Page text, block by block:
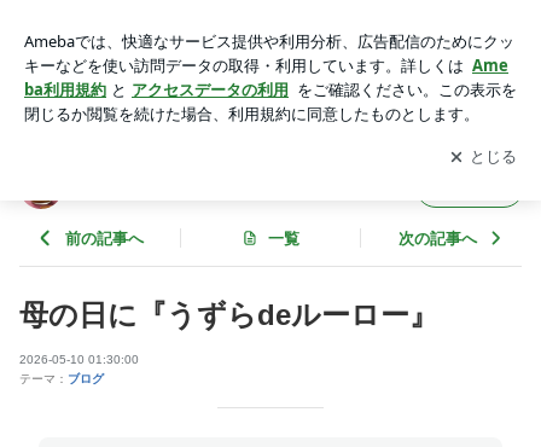
アプリをダウンロードして ブログの更新通知
を受け取りまし
ょう。
開く
前の記事へ 一覧 次の記事へ
母の日に『うずらdeルーロー』
2026-05-10 01:30:00
テーマ： ブログ